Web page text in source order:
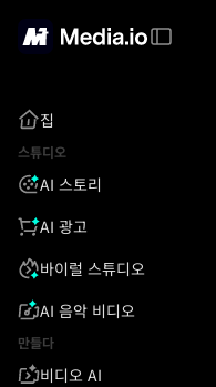
집
스튜디오
AI 스토리
AI 광고
바이럴 스튜디오
AI 음악 비디오
만들다
비디오 AI